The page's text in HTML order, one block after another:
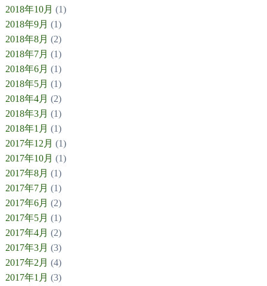
2018年10月 (1)
2018年9月 (1)
2018年8月 (2)
2018年7月 (1)
2018年6月 (1)
2018年5月 (1)
2018年4月 (2)
2018年3月 (1)
2018年1月 (1)
2017年12月 (1)
2017年10月 (1)
2017年8月 (1)
2017年7月 (1)
2017年6月 (2)
2017年5月 (1)
2017年4月 (2)
2017年3月 (3)
2017年2月 (4)
2017年1月 (3)